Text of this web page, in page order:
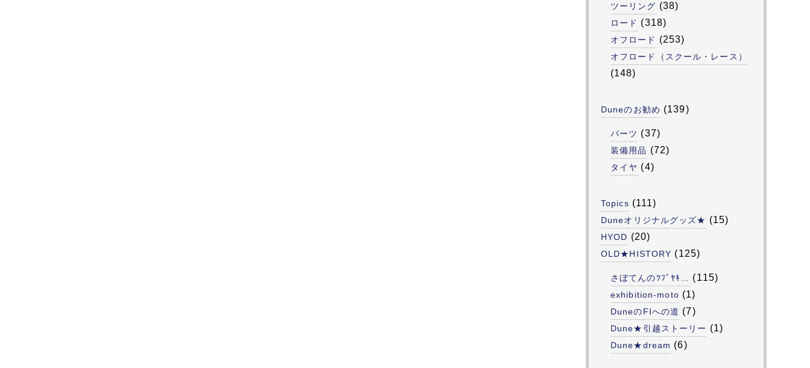
ツーリング (38)
ロード (318)
オフロード (253)
オフロード（スクール・レース）
(148)
Duneのお勧め (139)
パーツ (37)
装備用品 (72)
タイヤ (4)
Topics (111)
Duneオリジナルグッズ★ (15)
HYOD (20)
OLD★HISTORY (125)
さぼてんのﾂﾌﾞﾔｷ… (115)
exhibition-moto (1)
DuneのFIへの道 (7)
Dune★引越ストーリー (1)
Dune★dream (6)